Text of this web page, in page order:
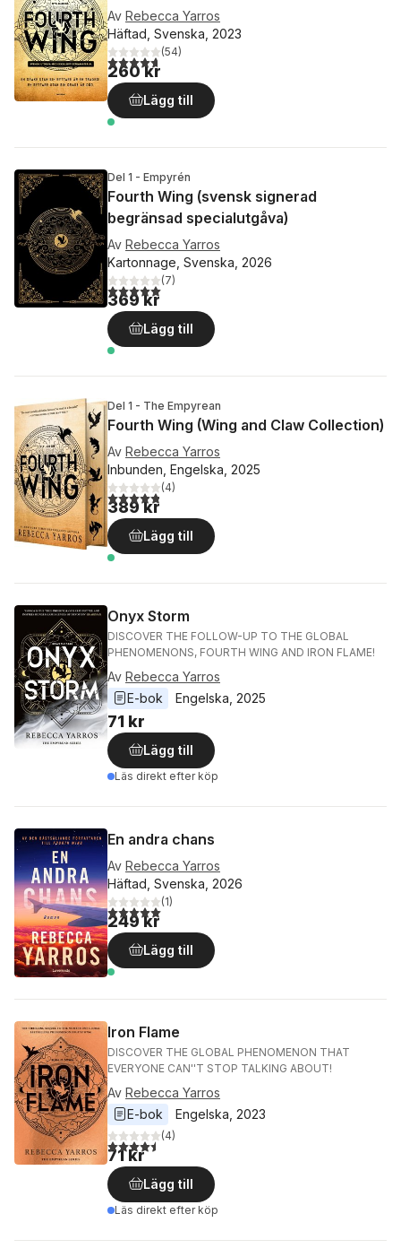
Av Rebecca Yarros
Häftad, Svenska, 2023
4,7utav 5 stjärnor. Totalt antal röster:
(54)
260 kr
Lägg till
Del 1 - Empyrén
Fourth Wing (svensk signerad
begränsad specialutgåva)
Av Rebecca Yarros
Kartonnage, Svenska, 2026
5,0utav 5 stjärnor. Totalt antal röster:
(7)
369 kr
Lägg till
Del 1 - The Empyrean
Fourth Wing (Wing and Claw Collection)
Av Rebecca Yarros
Inbunden, Engelska, 2025
4,8utav 5 stjärnor. Totalt antal röster:
(4)
389 kr
Lägg till
Onyx Storm
DISCOVER THE FOLLOW-UP TO THE GLOBAL
PHENOMENONS, FOURTH WING AND IRON FLAME!
Av Rebecca Yarros
E-bok
Engelska 2025
71 kr
Lägg till
Läs direkt efter köp
En andra chans
Av Rebecca Yarros
Häftad, Svenska, 2026
5,0utav 5 stjärnor. Totalt antal röster:
(1)
249 kr
Lägg till
Iron Flame
DISCOVER THE GLOBAL PHENOMENON THAT
EVERYONE CAN''T STOP TALKING ABOUT!
Av Rebecca Yarros
E-bok
Engelska, 2023
4,5utav 5 stjärnor. Totalt antal röster:
(4)
71 kr
Lägg till
Läs direkt efter köp